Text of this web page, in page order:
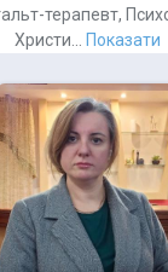
терапевт,
Христи...
Показати